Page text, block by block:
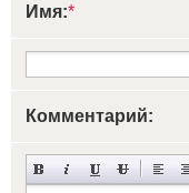
Имя:*
Комментарий: